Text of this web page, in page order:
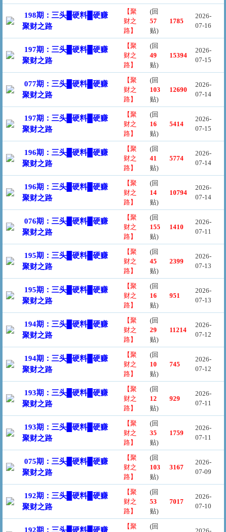
198期：三头█硬料█硬赚
聚财之路
【聚
财之
路】
(回
57
贴)
1785
2026-
07-16
197期：三头█硬料█硬赚
聚财之路
【聚
财之
路】
(回
49
贴)
15394
2026-
07-15
077期：三头█硬料█硬赚
聚财之路
【聚
财之
路】
(回
103
贴)
12690
2026-
07-14
197期：三头█硬料█硬赚
聚财之路
【聚
财之
路】
(回
16
贴)
5414
2026-
07-15
196期：三头█硬料█硬赚
聚财之路
【聚
财之
路】
(回
41
贴)
5774
2026-
07-14
196期：三头█硬料█硬赚
聚财之路
【聚
财之
路】
(回
14
贴)
10794
2026-
07-14
076期：三头█硬料█硬赚
聚财之路
【聚
财之
路】
(回
155
贴)
1410
2026-
07-11
195期：三头█硬料█硬赚
聚财之路
【聚
财之
路】
(回
45
贴)
2399
2026-
07-13
195期：三头█硬料█硬赚
聚财之路
【聚
财之
路】
(回
16
贴)
951
2026-
07-13
194期：三头█硬料█硬赚
聚财之路
【聚
财之
路】
(回
29
贴)
11214
2026-
07-12
194期：三头█硬料█硬赚
聚财之路
【聚
财之
路】
(回
10
贴)
745
2026-
07-12
193期：三头█硬料█硬赚
聚财之路
【聚
财之
路】
(回
12
贴)
929
2026-
07-11
193期：三头█硬料█硬赚
聚财之路
【聚
财之
路】
(回
35
贴)
1759
2026-
07-11
075期：三头█硬料█硬赚
聚财之路
【聚
财之
路】
(回
103
贴)
3167
2026-
07-09
192期：三头█硬料█硬赚
聚财之路
【聚
财之
路】
(回
53
贴)
7017
2026-
07-10
192期：三头█硬料█硬赚
【聚
(回